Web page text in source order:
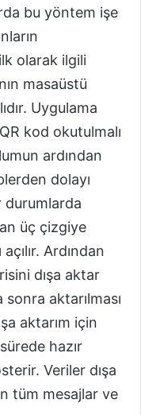
bu yöntem işe
olarak ilgili
masaüstü
Uygulama
kod okutulmalı
ardından
dolayı
durumlarda
üç çizgiye
Ardından
dışa aktar
aktarılması
aktarım için
hazır
Veriler dışa
tüm mesajlar ve